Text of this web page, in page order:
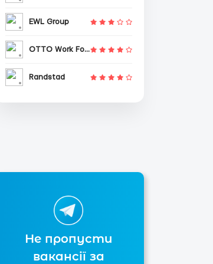
EWL Group
OTTO Work Force
Randstad
Не пропусти
вакансії за